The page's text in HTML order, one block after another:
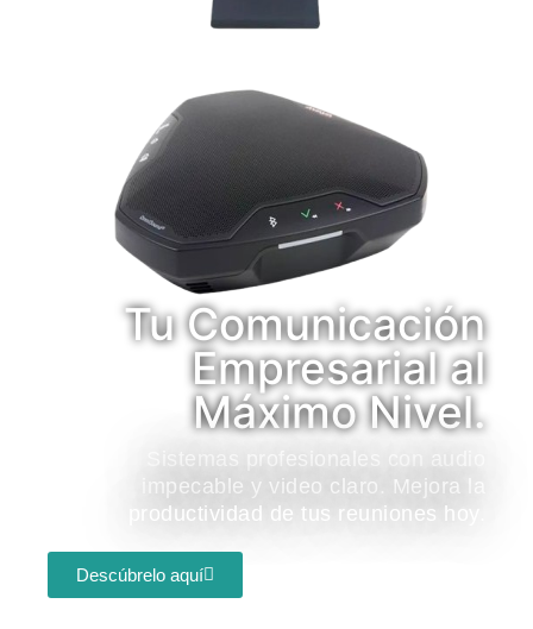
Tu Comunicación
Empresarial al
Máximo Nivel.
Sistemas profesionales con audio
impecable y video claro. Mejora la
productividad de tus reuniones hoy.
Descúbrelo aquí